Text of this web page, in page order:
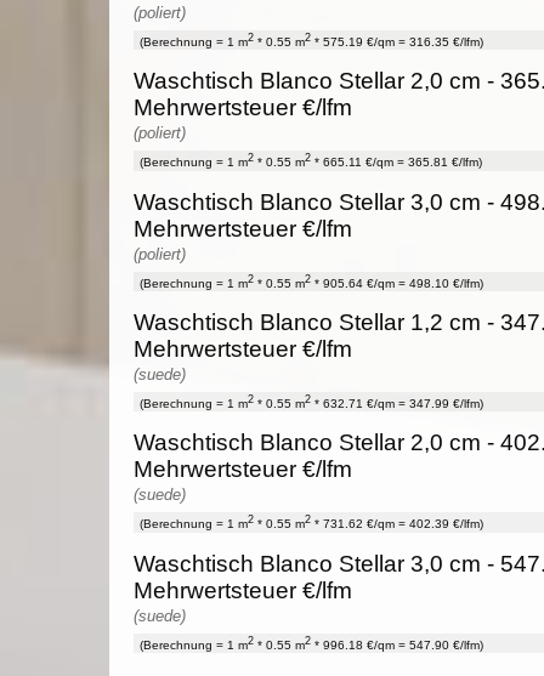
(poliert)
(Berechnung = 1 m2 * 0.55 m2 * 575.19 €/qm = 316.35 €/lfm)
Waschtisch Blanco Stellar 2,0 cm -
Mehrwertsteuer €/lfm
(poliert)
(Berechnung = 1 m2 * 0.55 m2 * 665.11 €/qm = 365.81 €/lfm)
Waschtisch Blanco Stellar 3,0 cm -
Mehrwertsteuer €/lfm
(poliert)
(Berechnung = 1 m2 * 0.55 m2 * 905.64 €/qm = 498.10 €/lfm)
Waschtisch Blanco Stellar 1,2 cm -
Mehrwertsteuer €/lfm
(suede)
(Berechnung = 1 m2 * 0.55 m2 * 632.71 €/qm = 347.99 €/lfm)
Waschtisch Blanco Stellar 2,0 cm -
Mehrwertsteuer €/lfm
(suede)
(Berechnung = 1 m2 * 0.55 m2 * 731.62 €/qm = 402.39 €/lfm)
Waschtisch Blanco Stellar 3,0 cm -
Mehrwertsteuer €/lfm
(suede)
(Berechnung = 1 m2 * 0.55 m2 * 996.18 €/qm = 547.90 €/lfm)